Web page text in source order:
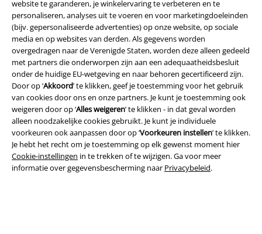
website te garanderen, je winkelervaring te verbeteren en te
personaliseren, analyses uit te voeren en voor marketingdoeleinden
(bijv. gepersonaliseerde advertenties) op onze website, op sociale
media en op websites van derden. Als gegevens worden
overgedragen naar de Verenigde Staten, worden deze alleen gedeeld
met partners die onderworpen zijn aan een adequaatheidsbesluit
onder de huidige EU-wetgeving en naar behoren gecertificeerd zijn.
Door op ‘Akkoord’ te klikken, geef je toestemming voor het gebruik
van cookies door ons en onze partners. Je kunt je toestemming ook
weigeren door op ‘Alles weigeren’ te klikken - in dat geval worden
alleen noodzakelijke cookies gebruikt. Je kunt je individuele
voorkeuren ook aanpassen door op ‘Voorkeuren instellen’ te klikken.
Je hebt het recht om je toestemming op elk gewenst moment hier
Cookie-instellingen in te trekken of te wijzigen. Ga voor meer
informatie over gegevensbescherming naar Privacybeleid.
Legal
Algemene Voorwaarden